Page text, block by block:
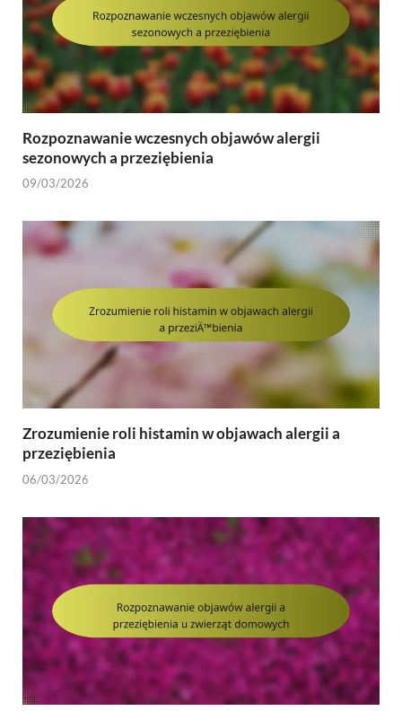
Rozpoznawanie wczesnych objawów alergii
sezonowych a przeziębienia
09/03/2026
Zrozumienie roli histamin w objawach alergii a
przeziębienia
06/03/2026